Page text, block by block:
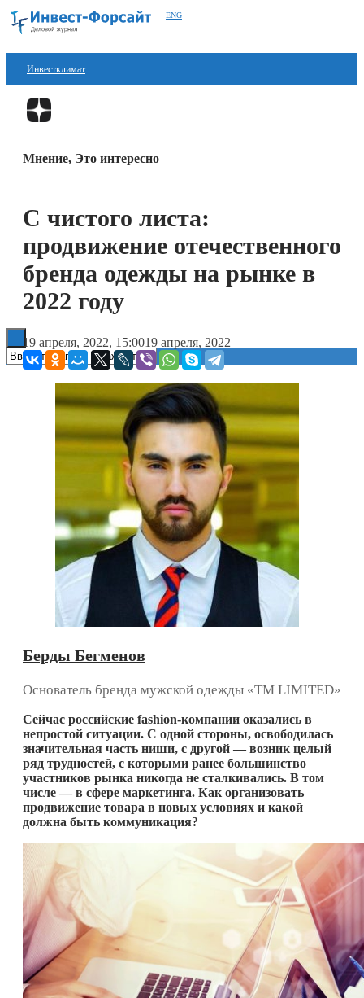
ENG
Инвестклимат
Финансы
Блокчейн
ESG
Книги
Мнение, Это интересно
С чистого листа:
продвижение отечественного
бренда одежды на рынке в
2022 году
19 апреля, 2022, 15:0019 апреля, 2022
Берды Бегменов
Основатель бренда мужской одежды «TM LIMITED»
Сейчас российские fashion-компании оказались в
непростой ситуации. С одной стороны, освободилась
значительная часть ниши, с другой — возник целый
ряд трудностей, с которыми ранее большинство
участников рынка никогда не сталкивались. В том
числе — в сфере маркетинга. Как организовать
продвижение товара в новых условиях и какой
должна быть коммуникация?